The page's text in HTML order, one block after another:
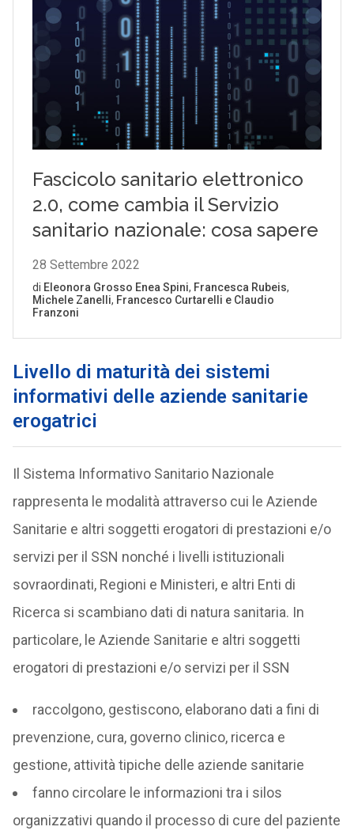
Livello di maturità dei sistemi
informativi delle aziende sanitarie
erogatrici
Il Sistema Informativo Sanitario Nazionale
rappresenta le modalità attraverso cui le Aziende
Sanitarie e altri soggetti erogatori di prestazioni e/o
servizi per il SSN nonché i livelli istituzionali
sovraordinati, Regioni e Ministeri, e altri Enti di
Ricerca si scambiano dati di natura sanitaria. In
particolare, le Aziende Sanitarie e altri soggetti
erogatori di prestazioni e/o servizi per il SSN
raccolgono, gestiscono, elaborano dati a fini di
prevenzione, cura, governo clinico, ricerca e
gestione, attività tipiche delle aziende sanitarie
fanno circolare le informazioni tra i silos
organizzativi quando il processo di cure del paziente